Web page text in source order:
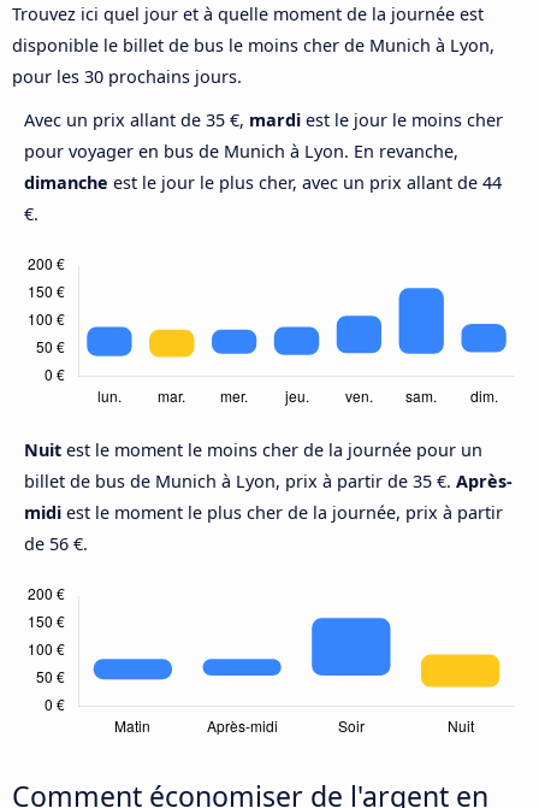
Trouvez ici quel jour et à quelle moment de la journée est
disponible le billet de bus le moins cher de Munich à Lyon,
pour les 30 prochains jours.
Avec un prix allant de 35 €, mardi est le jour le moins cher
pour voyager en bus de Munich à Lyon. En revanche,
dimanche est le jour le plus cher, avec un prix allant de 44
€.
Nuit est le moment le moins cher de la journée pour un
billet de bus de Munich à Lyon, prix à partir de 35 €. Après-
midi est le moment le plus cher de la journée, prix à partir
de 56 €.
Comment économiser de l'argent en